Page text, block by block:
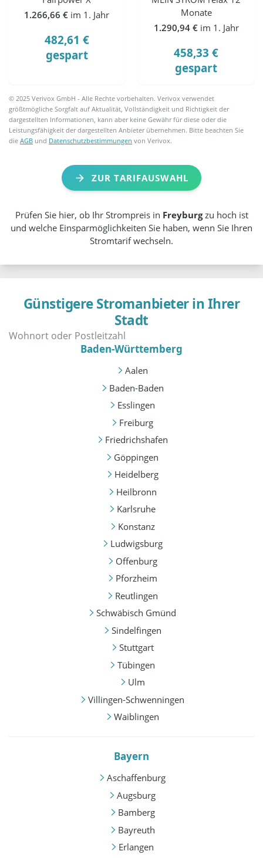
1.266,66 € im 1. Jahr
482,61 €
gespart
Monate
1.290,94 € im 1. Jahr
458,33 €
gespart
© 2025 Verivox GmbH - Alle Rechte vorbehalten. Verivox verwendet
größtmögliche Sorgfalt auf Aktualität, Vollständigkeit und Richtigkeit der
dargestellten Informationen, kann aber keine Gewähr für diese oder die
Leistungsfähigkeit der dargestellten Anbieter übernehmen. Bitte beachten Sie
dieAGB und Datenschutzbestimmungen von Verivox.
ZUR TARIFAUSWAHL
Prüfen Sie hier, ob Ihr Strompreis in Freyburgzu hoch ist
und welche Einsparmöglichkeiten Sie haben, wenn Sie Ihren
Stromtarif wechseln.
Günstigere Stromanbieter in Ihrer
Stadt
Baden-Württemberg
Aalen
Baden-Baden
Esslingen
Freiburg
Friedrichshafen
Göppingen
Heidelberg
Heilbronn
Karlsruhe
Konstanz
Ludwigsburg
Offenburg
Pforzheim
Reutlingen
Schwäbisch Gmünd
Sindelfingen
Stuttgart
Tübingen
Ulm
Villingen-Schwenningen
Waiblingen
Bayern
Aschaffenburg
Augsburg
Bamberg
Bayreuth
Erlangen